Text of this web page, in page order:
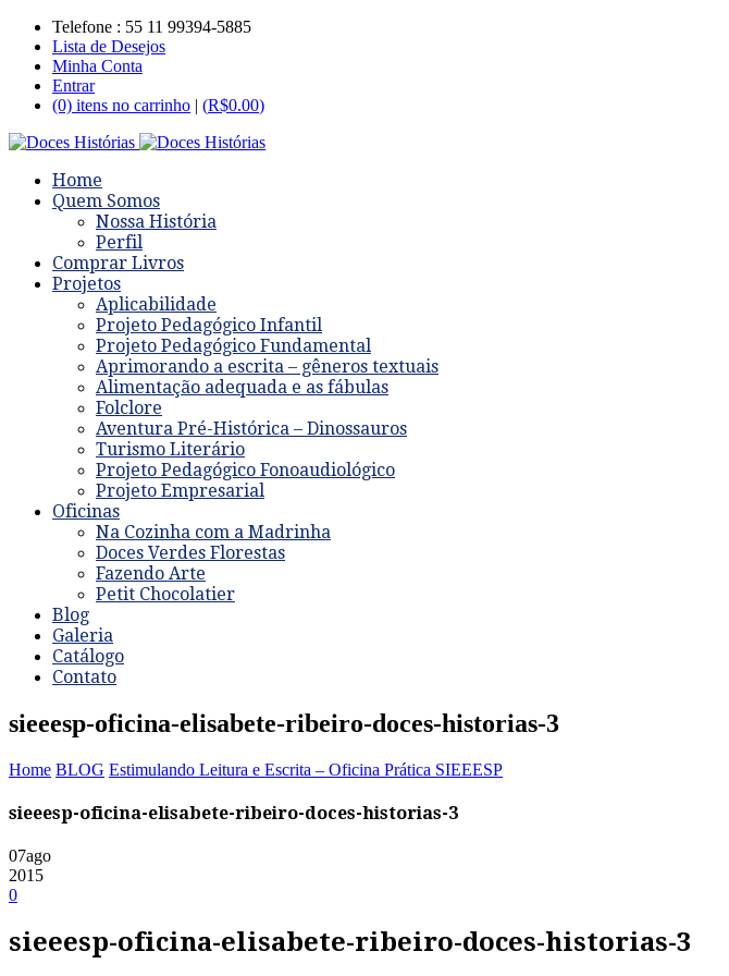
Telefone : 55 11 99394-5885
Lista de Desejos
Minha Conta
Entrar
(0) itens no carrinho | (R$0.00)
Home
Quem Somos
Nossa História
Perfil
Comprar Livros
Projetos
Aplicabilidade
Projeto Pedagógico Infantil
Projeto Pedagógico Fundamental
Aprimorando a escrita – gêneros textuais
Alimentação adequada e as fábulas
Folclore
Aventura Pré-Histórica – Dinossauros
Turismo Literário
Projeto Pedagógico Fonoaudiológico
Projeto Empresarial
Oficinas
Na Cozinha com a Madrinha
Doces Verdes Florestas
Fazendo Arte
Petit Chocolatier
Blog
Galeria
Catálogo
Contato
sieeesp-oficina-elisabete-ribeiro-doces-historias-3
Home BLOG Estimulando Leitura e Escrita – Oficina Prática SIEEESP
sieeesp-oficina-elisabete-ribeiro-doces-historias-3
07ago
2015
0
sieeesp-oficina-elisabete-ribeiro-doces-historias-3